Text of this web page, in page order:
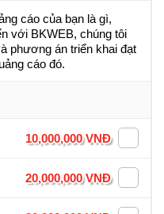
cáo của bạn là gì,
với BKWEB, chúng tôi
phương án triển khai đạt
cáo đó.
10,000,000 VNĐ
20,000,000 VNĐ